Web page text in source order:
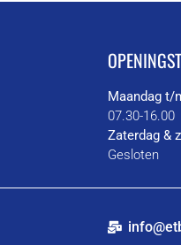
Maandag t/
07.30-16.00
Zaterdag &
Gesloten